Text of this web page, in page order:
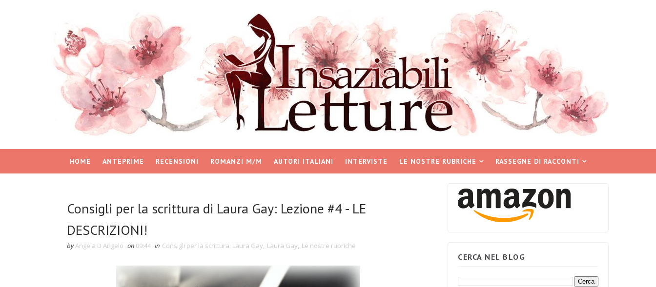
HOME ANTEPRIME RECENSIONI ROMANZI M/M AUTORI ITALIANI INTERVISTE LE NOSTRE RUBRICHE RASSEGNE DI RACCONTI
Consigli per la scrittura di Laura Gay: Lezione #4 - LE
DESCRIZIONI!
byAngela D Angelo on 09:44 in Consigli per la scrittura: Laura Gay, Laura Gay, Le nostre rubriche
CERCA NEL BLOG